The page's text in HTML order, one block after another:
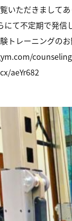
いただきましてあ
にて不定期で発信
トレーニングの
aeYr682